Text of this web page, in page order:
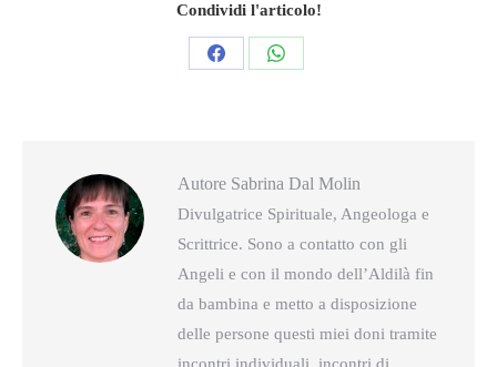
Condividi l'articolo!
CondividiCondividi
Autore Sabrina Dal Molin
Divulgatrice Spirituale, Angeologa e
Scrittrice. Sono a contatto con gli
Angeli e con il mondo dell’Aldilà fin
da bambina e metto a disposizione
delle persone questi miei doni tramite